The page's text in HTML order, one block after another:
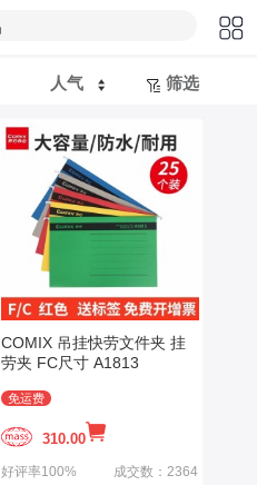
人气 筛选
COMIX 吊挂快劳文件夹 挂
劳夹 FC尺寸 A1813
免运费
310.00
好评率100% 成交数：2364